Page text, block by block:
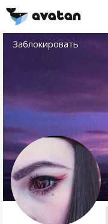
Заблокировать